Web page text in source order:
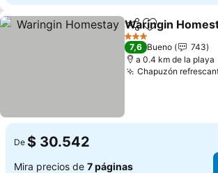
CompartirAgregar a
Waringin
3 Estrellas
7,6 Bueno
743
a 0.4 km de la playa
Chapuzón
De $ 30.542
Mira precios de 7 páginas